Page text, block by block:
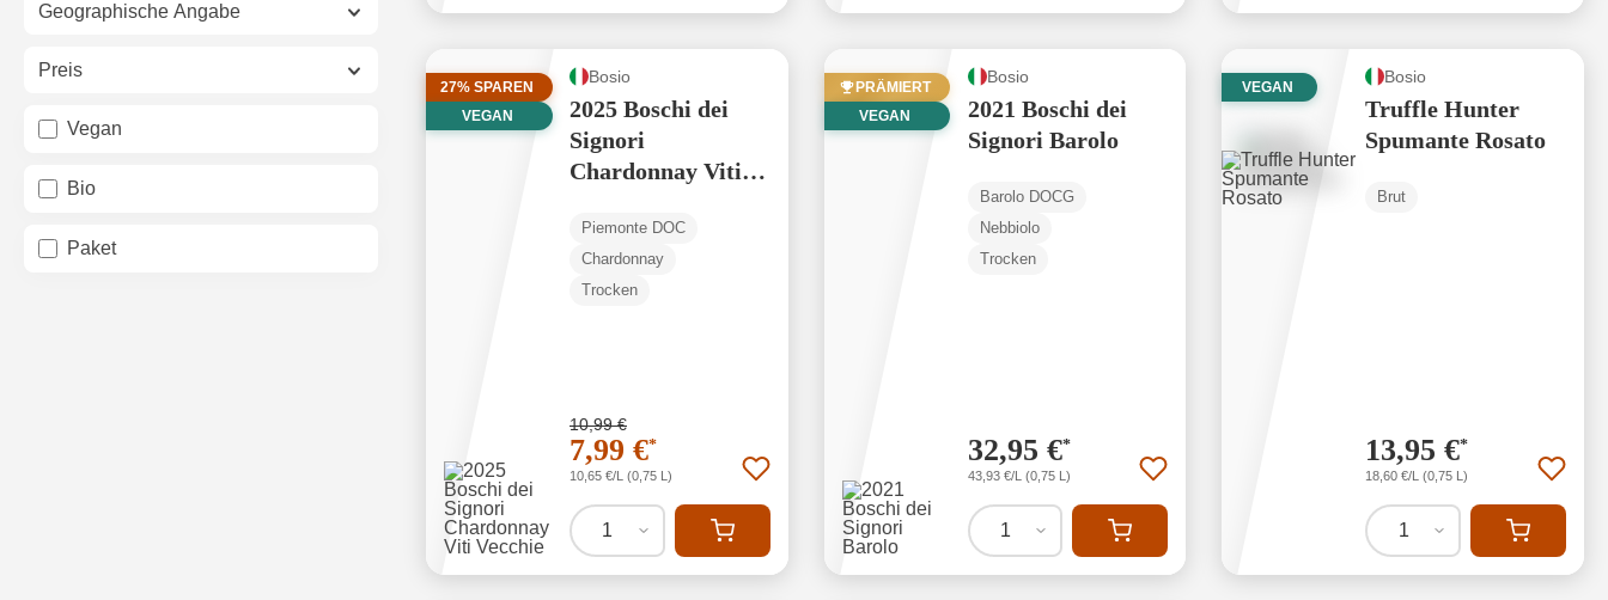
Geographische Angabe
Preis
Vegan
Bio
Paket
27% SPAREN
VEGAN
Bosio
2025 Boschi dei
Signori
Chardonnay Viti
Piemonte DOC
Chardonnay
Trocken
10,99 €
7,99 €*
10,65 €/L (0,75 L)
1
PRÄMIERT
VEGAN
Bosio
2021 Boschi dei
Signori Barolo
Barolo DOCG
Nebbiolo
Trocken
32,95 €*
43,93 €/L (0,75 L)
1
VEGAN
Bosio
Truffle Hunter
Spumante Rosato
Brut
13,95 €*
18,60 €/L (0,75 L)
1